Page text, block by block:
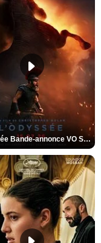
L'Odyssée Bande-annonce VO STFR